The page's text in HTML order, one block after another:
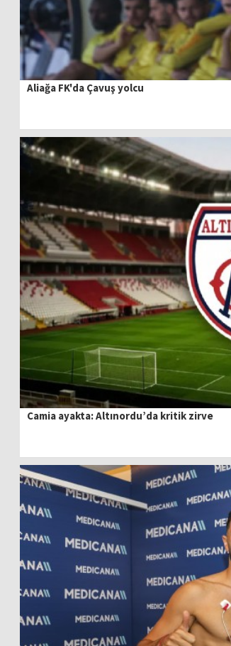
Aliağa FK'da Çavuş yolcu
Camia ayakta: Altınordu’da kritik zirve